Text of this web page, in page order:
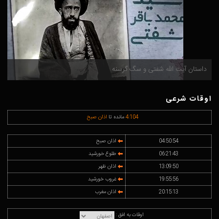
داستان آیت الله شفتی و سگ گرسنه
اوقات شرعی
4:104 مانده تا اذان صبح
04:50:54
اذان صبح
06:21:43
طلوع خورشید
13:09:50
اذان ظهر
19:55:56
غروب خورشید
20:15:13
اذان مغرب
اوقات به افق :